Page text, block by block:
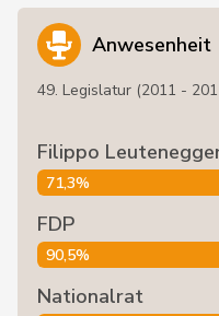
Anwesenheit
49. Legislatur (2011 -
Filippo
71,3%
FDP
90,5%
Nationalrat